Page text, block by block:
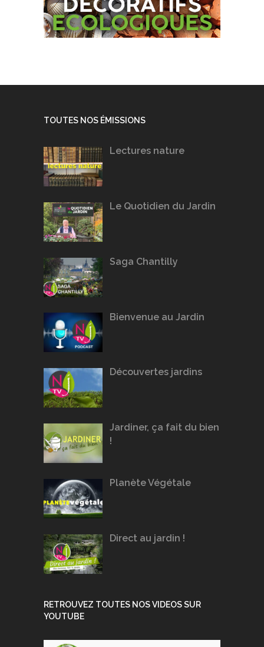
TOUTES NOS ÉMISSIONS
Lectures nature
Le Quotidien du Jardin
Saga Chantilly
Bienvenue au Jardin
Découvertes jardins
Jardiner, ça fait du bien
!
Planète Végétale
Direct au jardin !
RETROUVEZ TOUTES NOS VIDEOS SUR
YOUTUBE